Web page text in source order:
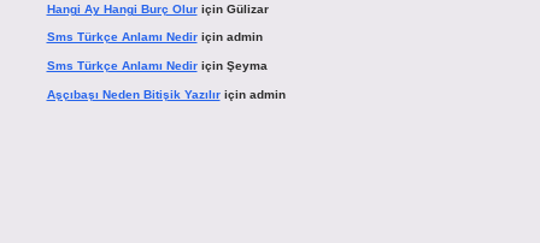
Hangi Ay Hangi Burç Oluriçin Gülizar
Sms Türkçe Anlamı Nediriçin admin
Sms Türkçe Anlamı Nediriçin Şeyma
Aşçıbaşı Neden Bitişik Yazılıriçin admin